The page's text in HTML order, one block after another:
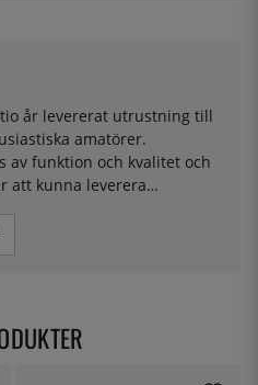
år levererat utrustning till
amatörer.
funktion och kvalitet och
att kunna leverera